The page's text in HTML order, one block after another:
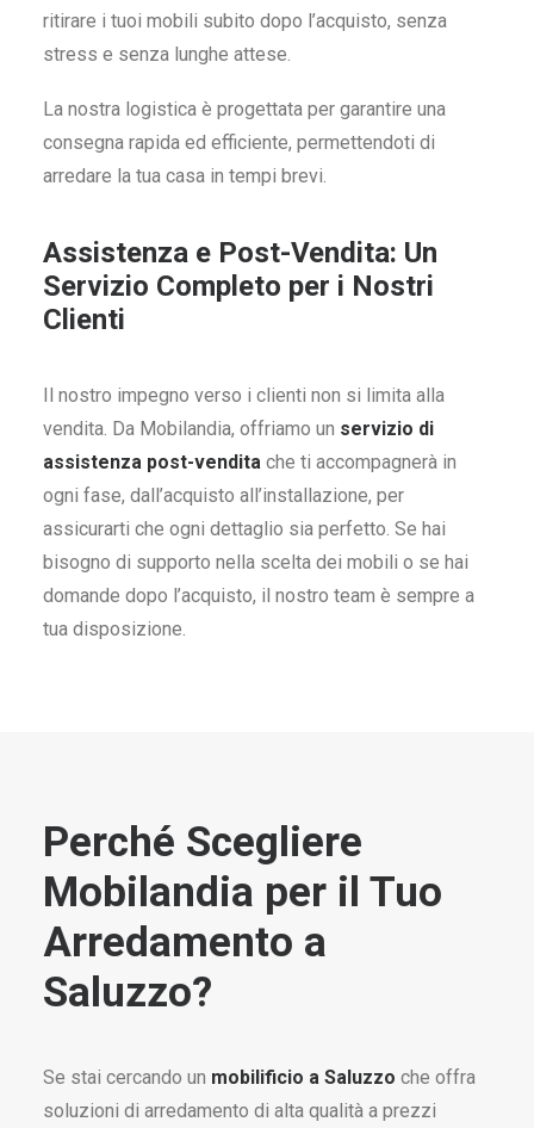
ritirare i tuoi mobili subito dopo l’acquisto, senza
stress e senza lunghe attese.
La nostra logistica è progettata per garantire una
consegna rapida ed efficiente, permettendoti di
arredare la tua casa in tempi brevi.
Assistenza e Post-Vendita: Un
Servizio Completo per i Nostri
Clienti
Il nostro impegno verso i clienti non si limita alla
vendita. Da Mobilandia, offriamo un servizio di
assistenza post-vendita che ti accompagnerà in
ogni fase, dall’acquisto all’installazione, per
assicurarti che ogni dettaglio sia perfetto. Se hai
bisogno di supporto nella scelta dei mobili o se hai
domande dopo l’acquisto, il nostro team è sempre a
tua disposizione.
Perché Scegliere
Mobilandia per il Tuo
Arredamento a
Saluzzo?
Se stai cercando un mobilificio a Saluzzo che offra
soluzioni di arredamento di alta qualità a prezzi